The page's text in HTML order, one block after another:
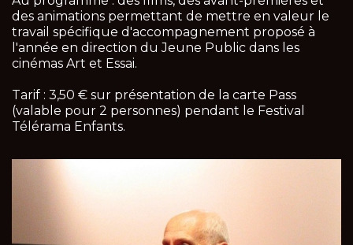
des animations permettant de mettre en valeur le
travail spécifique d'accompagnement proposé à
l'année en direction du Jeune Public dans les
cinémas Art et Essai.
Tarif : 3,50 € sur présentation de la carte Pass
(valable pour 2 personnes) pendant le Festival
Télérama Enfants.